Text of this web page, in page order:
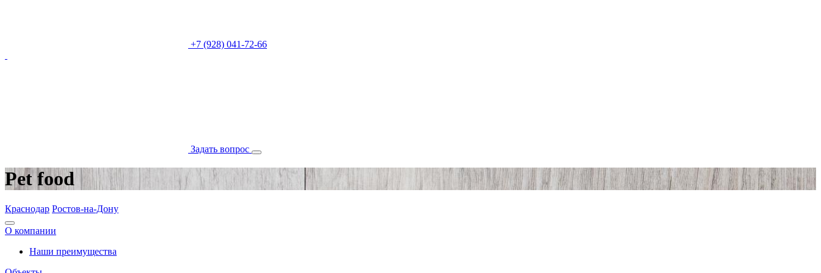
+7 (928) 041-72-66
Задать вопрос
Pet food
Краснодар Ростов-на-Дону
О компании
Наши преимущества